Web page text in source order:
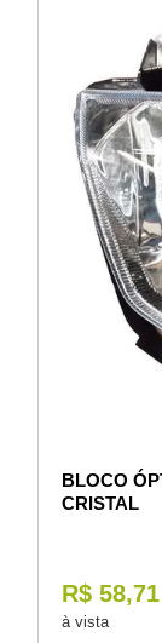
BLOCO
CRISTAL
R$ 58,71
à vista